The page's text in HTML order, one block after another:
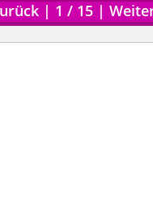
| 1 / 15 |